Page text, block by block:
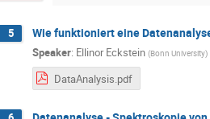
5 Wie funktioniert eine
Speaker: Ellinor Eckstein (Bonn University)
DataAnalysis.pdf